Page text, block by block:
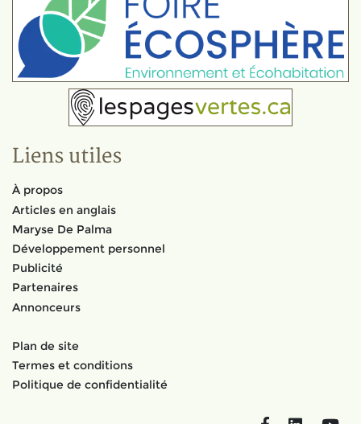
Liens utiles
À propos
Articles en anglais
Maryse De Palma
Développement personnel
Publicité
Partenaires
Annonceurs
Plan de site
Termes et conditions
Politique de confidentialité